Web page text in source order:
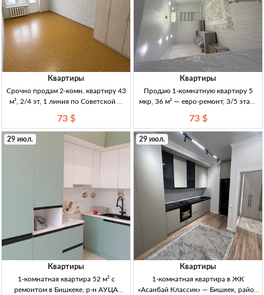
Квартиры
Срочно продам 2-комн. квартиру 43
м², 2/4 эт, 1 линия по Советской —
Советская (Скрябина/Советская),
кирпичный дом, не угл., техпаспорт
на руках
73 $
Квартиры
Продаю 1-комнатную квартиру 5
мкр, 36 м² — евро-ремонт, 3/5 этаж,
3/5эт, кирпичный дом, 1969г, евро-
ремонт, мебель, «заходи и живи»,
отличн. расположение,
73 $
29 июл.
Квартиры
1-комнатная квартира 52 м² с
ремонтом в Бишкеке, р-н АУЦА
29 июл.
Квартиры
1-комнатная квартира в ЖК
«Асанбай Классик» — Бишкек, район